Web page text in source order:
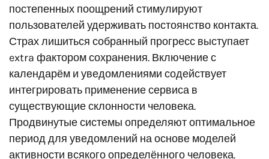
постепенных поощрений стимулируют
пользователей удерживать постоянство контакта.
Страх лишиться собранный прогресс выступает
extra фактором сохранения. Включение с
календарём и уведомлениями содействует
интегрировать применение сервиса в
существующие склонности человека.
Продвинутые системы определяют оптимальное
период для уведомлений на основе моделей
активности всякого определённого человека.